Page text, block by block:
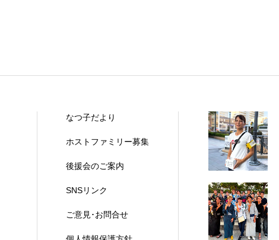
なつ子だより
ホストファミリー募集
後援会のご案内
SNSリンク
ご意見･お問合せ